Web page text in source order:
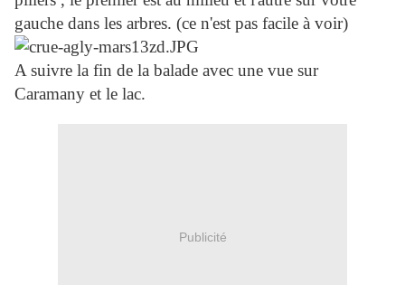
gauche dans les arbres. (ce n'est pas facile à voir)
A suivre la fin de la balade avec une vue sur
Caramany et le lac.
Publicité